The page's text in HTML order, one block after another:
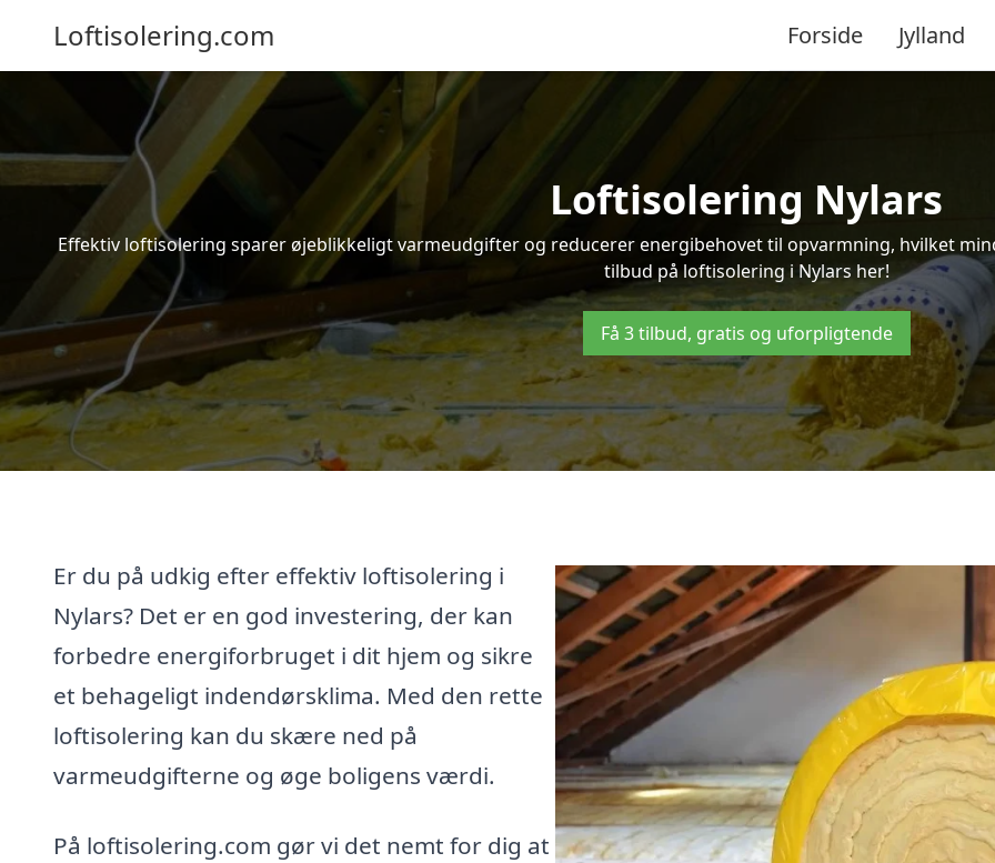
Loftisolering.com Forside Jylland
Loftisolering Nylars
Effektiv loftisolering sparer øjeblikkeligt varmeudgifter og reducerer energibehovet til opvarmning, hvilket
tilbud på loftisolering i Nylars her!
Få 3 tilbud, gratis og uforpligtende
Er du på udkig efter effektiv loftisolering i
Nylars? Det er en god investering, der kan
forbedre energiforbruget i dit hjem og sikre
et behageligt indendørsklima. Med den rette
loftisolering kan du skære ned på
varmeudgifterne og øge boligens værdi.
På loftisolering.com gør vi det nemt for dig at